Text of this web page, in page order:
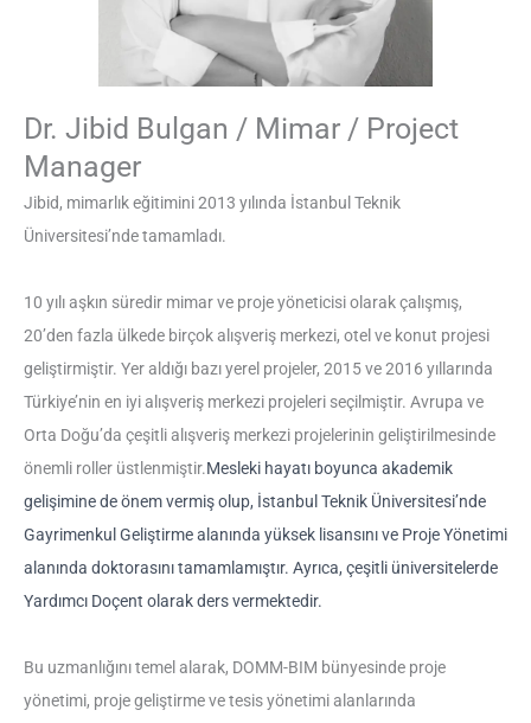
Dr. Jibid Bulgan / Mimar / Project
Manager
Jibid, mimarlık eğitimini 2013 yılında İstanbul Teknik
Üniversitesi’nde tamamladı.
10 yılı aşkın süredir mimar ve proje yöneticisi olarak çalışmış,
20’den fazla ülkede birçok alışveriş merkezi, otel ve konut projesi
geliştirmiştir. Yer aldığı bazı yerel projeler, 2015 ve 2016 yıllarında
Türkiye’nin en iyi alışveriş merkezi projeleri seçilmiştir. Avrupa ve
Orta Doğu’da çeşitli alışveriş merkezi projelerinin geliştirilmesinde
önemli roller üstlenmiştir.Mesleki hayatı boyunca akademik
gelişimine de önem vermiş olup, İstanbul Teknik Üniversitesi’nde
Gayrimenkul Geliştirme alanında yüksek lisansını ve Proje Yönetimi
alanında doktorasını tamamlamıştır. Ayrıca, çeşitli üniversitelerde
Yardımcı Doçent olarak ders vermektedir.
Bu uzmanlığını temel alarak, DOMM-BIM bünyesinde proje
yönetimi, proje geliştirme ve tesis yönetimi alanlarında